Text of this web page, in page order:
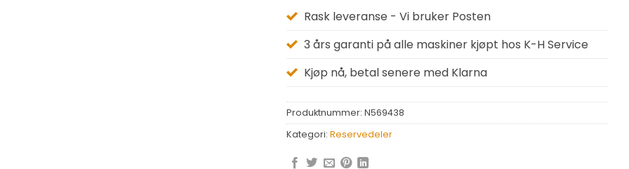
Rask leveranse - Vi bruker Posten
3 års garanti på alle maskiner kjøpt hos K-H Service
Kjøp nå, betal senere med Klarna
Produktnummer: N569438
Kategori: Reservedeler